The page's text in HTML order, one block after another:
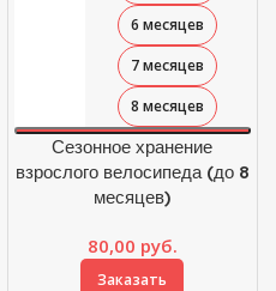
6 месяцев
7 месяцев
8 месяцев
Сезонное хранение
взрослого велосипеда (до 8
месяцев)
80,00 руб.
Заказать